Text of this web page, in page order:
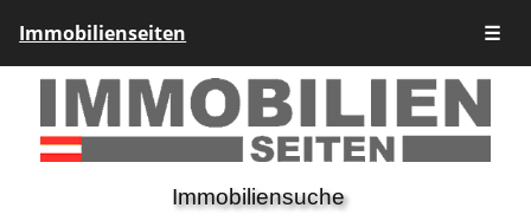
Immobilienseiten ☰
Immobiliensuche